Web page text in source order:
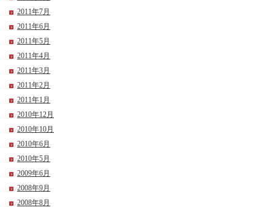
2011年7月
2011年6月
2011年5月
2011年4月
2011年3月
2011年2月
2011年1月
2010年12月
2010年10月
2010年6月
2010年5月
2009年6月
2008年9月
2008年8月